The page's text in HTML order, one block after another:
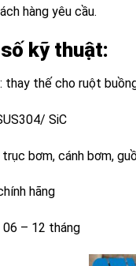
hàng yêu cầu.
kỹ thuật:
thay thế cho ruột
SiC
bơm, cánh bơm,
hãng
06 – 12 tháng